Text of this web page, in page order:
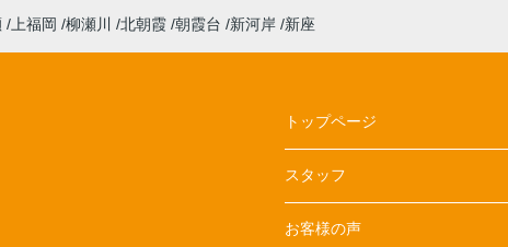
上福岡 柳瀬川 北朝霞 朝霞台 新河岸 新座
トップページ
スタッフ
お客様の声